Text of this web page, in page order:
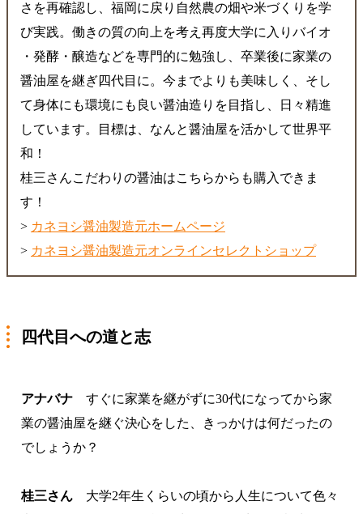
さを再確認し、福岡に戻り自然農の畑や米づくりを学
び実践。働きの質の向上を考え再度大学に入りバイオ
・発酵・醸造などを専門的に勉強し、卒業後に家業の
醤油屋を継ぎ四代目に。今までよりも美味しく、そし
て身体にも環境にも良い醤油造りを目指し、日々精進
しています。目標は、なんと醤油屋を活かして世界平
和！
桂三さんこだわりの醤油はこちらからも購入できま
す！
> カネヨシ醤油製造元ホームページ
> カネヨシ醤油製造元オンラインセレクトショップ
四代目への道と志
アナバナ すぐに家業を継がずに30代になってから家
業の醤油屋を継ぐ決心をした、きっかけは何だったの
でしょうか？
桂三さん 大学2年生くらいの頃から人生について色々